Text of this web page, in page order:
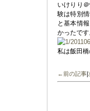
いけりり
験は特別
と基本情
かったで
私は飯田
←前の記事